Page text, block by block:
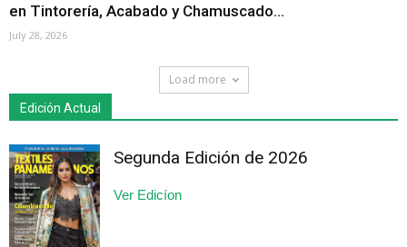
en Tintorería, Acabado y Chamuscado...
July 28, 2026
Load more
Edición Actual
Segunda Edición de 2026
Ver Edicíon